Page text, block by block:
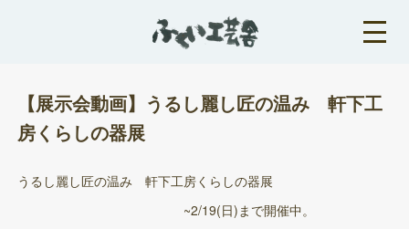
【展示会動画】うるし麗し匠の温み 軒下工
房くらしの器展
うるし麗し匠の温み 軒下工房くらしの器展
~2/19(日)まで開催中。